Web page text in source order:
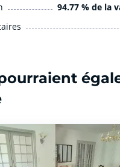
94.77 % de la